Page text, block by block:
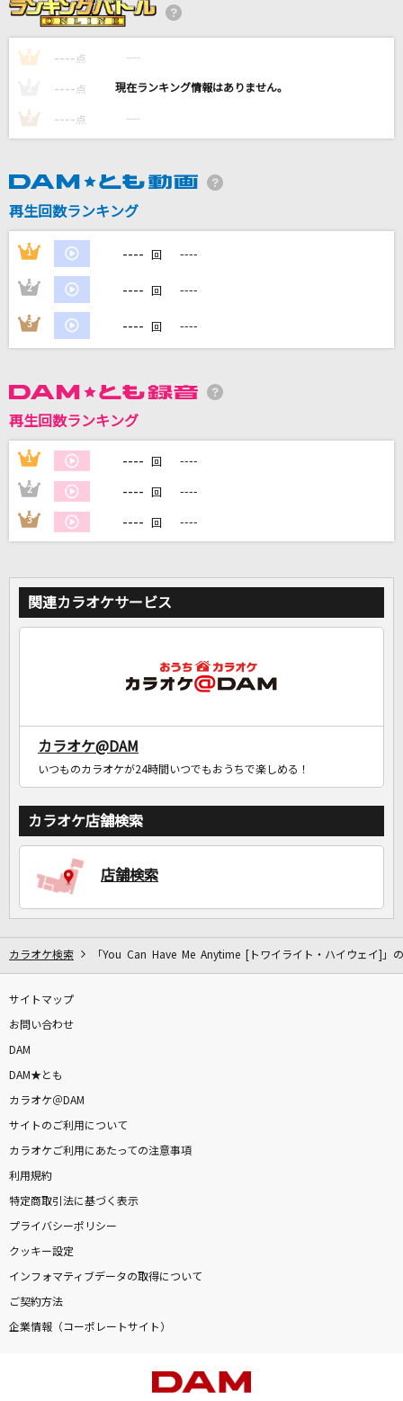
lulu.
もっと見る
DAMの新曲・ランキングなど
カラオケ最新情報をチェック！
カラオケをもっと楽しもう！
家族や友達と一緒に！練習にも！
1 ---- 点 ----
---- 点 ----
3 ---- 点 ----
再生回数ランキング
1 ---- 回 ----
2 ---- 回 ----
3 ---- 回 ----
再生回数ランキング
1 ---- 回 ----
2 ---- 回 ----
3 ---- 回 ----
関連カラオケサービス
カラオケ@DAM
いつものカラオケが24時間いつでもおうちで楽しめる！
カラオケ店舗検索
店舗検索
カラオケ検索 「You Can Have Me Anytime [トワイライト・ハイウェイ]」
サイトマップ
お問い合わせ
DAM
DAM★とも
カラオケ＠DAM
サイトのご利用について
カラオケご利用にあたっての注意事項
利用規約
特定商取引法に基づく表示
プライバシーポリシー
クッキー設定
インフォマティブデータの取得について
ご契約方法
企業情報（コーポレートサイト）